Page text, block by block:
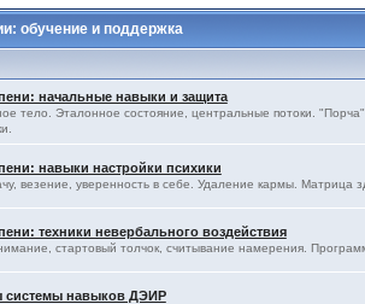
обучение и поддержка
начальные навыки и защита
тело. Эталонное состояние, центральные потоки.
навыки настройки психики
везение, уверенность в себе. Удаление кармы. Матрица
техники невербального воздействия
стартовый толчок, считывание намерения.
навыков ДЭИР